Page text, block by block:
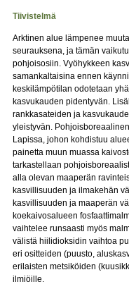
Tiivistelmä
Arktinen alue lämpenee
seurauksena, ja tämän
pohjoisosiin. Vyöhykkeen
samankaltaisina ennen
keskilämpötilan odotetaan
kasvukauden pidentyvän.
rankkasateiden ja
yleistyvän.
Lapissa, johon kohdistuu
painetta muun muassa
tarkastellaan
alla olevan maaperän
kasvillisuuden ja ilmakehän
kasvillisuuden ja maaperän
koekaivosalueen
vaihtelee runsaasti myös
välistä hiilidioksidin vaihtoa
eri ositteiden (puusto,
erilaisten metsiköiden
ilmiöille.